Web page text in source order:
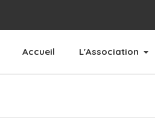
Accueil L'Association